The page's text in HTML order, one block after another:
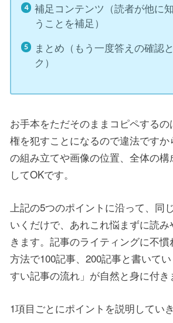
補足コンテンツ（読者が他に
うことを補足）
まとめ（もう一度答えの確認
ク）
お手本をただそのままコピペする
権を犯すことになるので違法です
の組み立てや画像の位置、全体の
してOKです。
上記の5つのポイントに沿って、同
いくだけで、あれこれ悩まずに読
きます。記事のライティングに不
方法で100記事、200記事と書いて
すい記事の流れ」が自然と身に付き
1項目ごとにポイントを説明してい